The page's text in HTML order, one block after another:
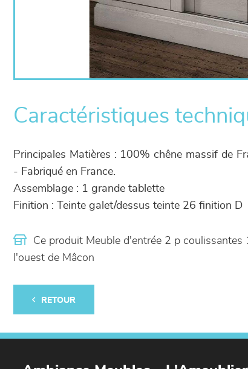
Caractéristiques
Principales Matières : 100% chêne massif de
- Fabriqué en France.
Assemblage : 1 grande tablette
Finition : Teinte galet/dessus teinte 26 finition D
Ce produit Meuble d'entrée 2 p
l'ouest de Mâcon
RETOUR